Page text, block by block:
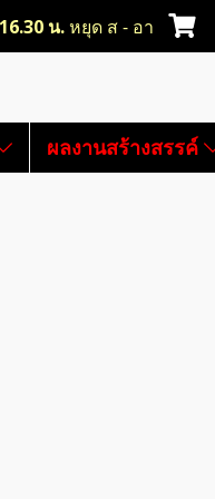
น.หยุด ส - อา
ผลงานสร้างสรรค์